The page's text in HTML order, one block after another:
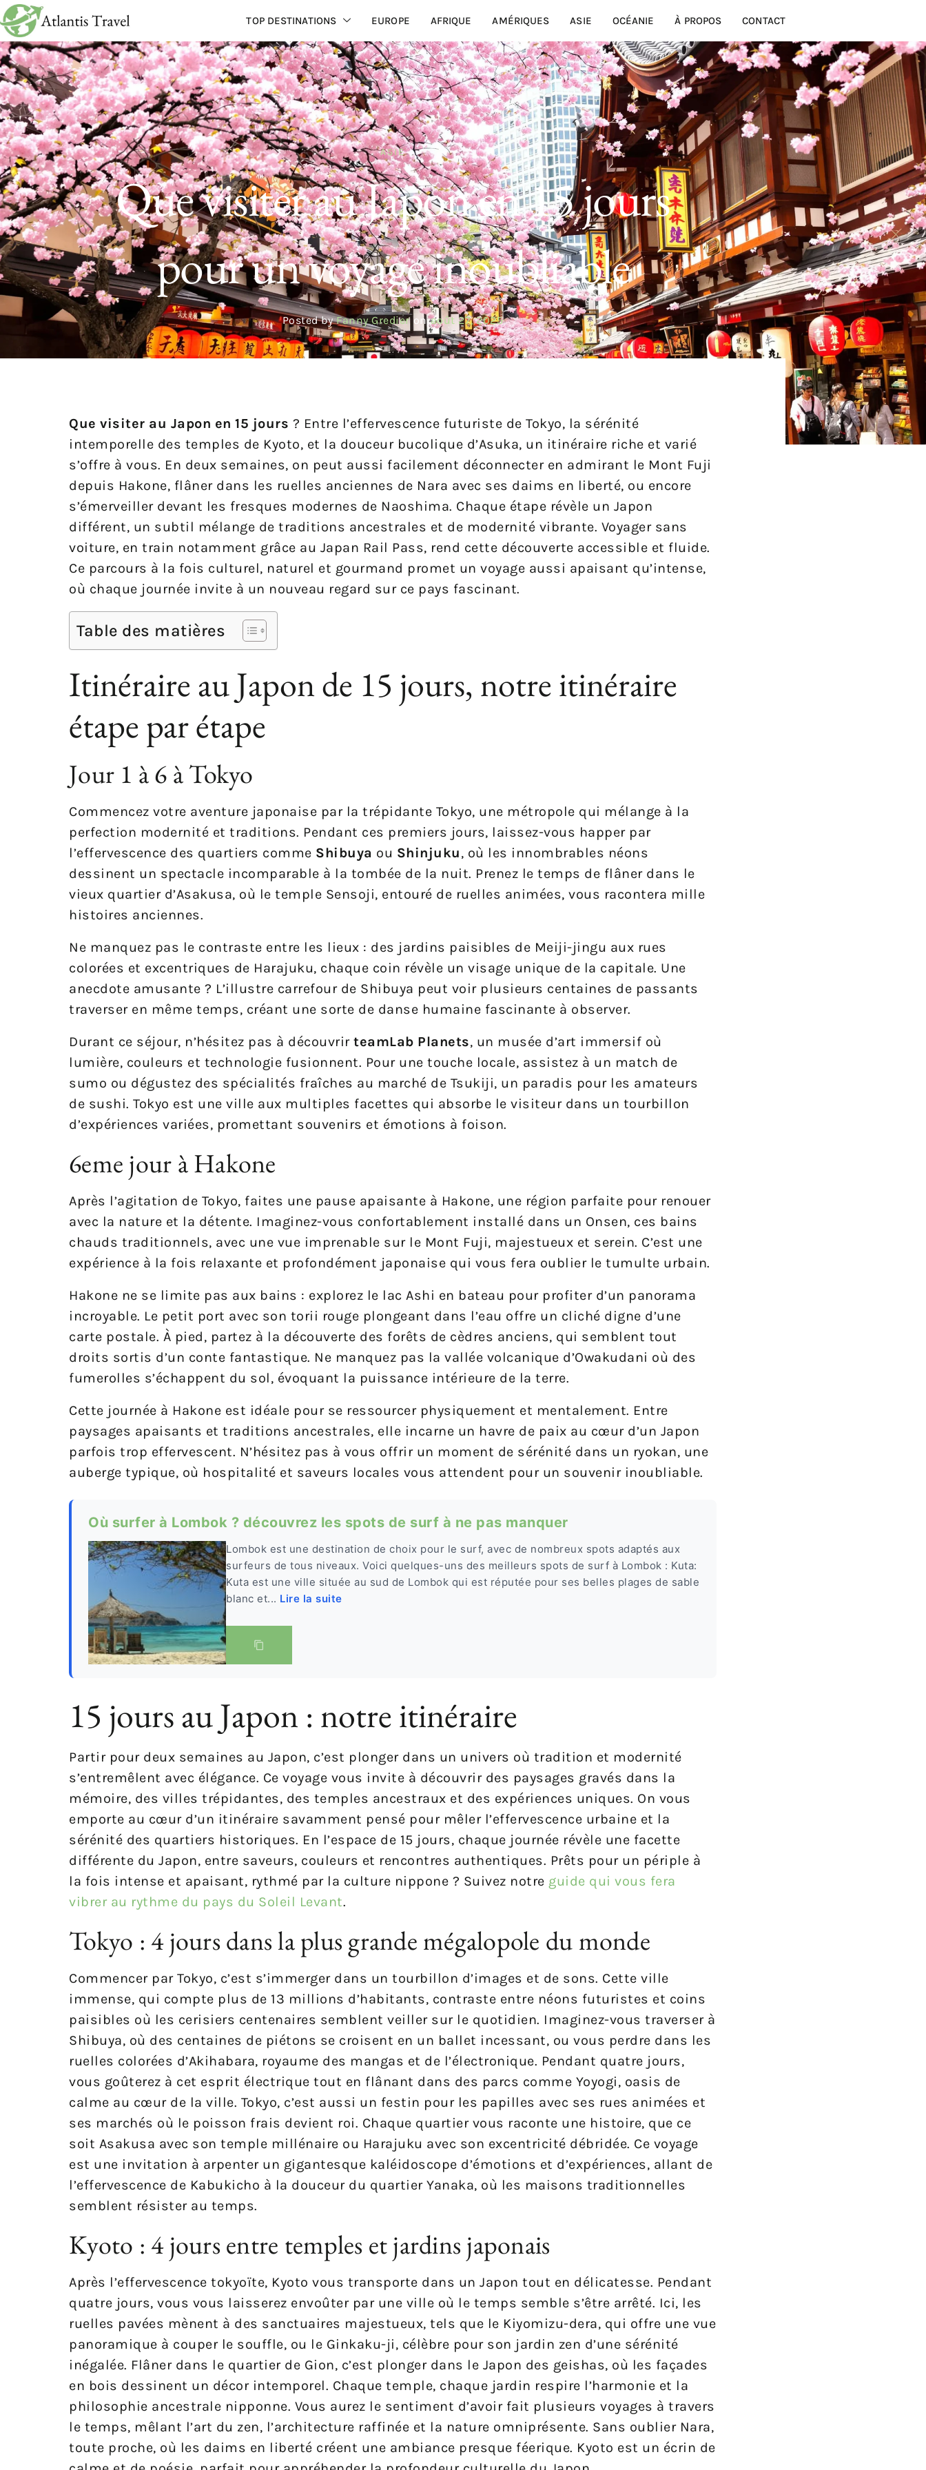
TOP DESTINATIONS EUROPE AFRIQUE AMÉRIQUES ASIE OCÉANIE À PROPOS CONTACT
ASIE
Que visiter au Japon en 15 jours
pour un voyage inoubliable
Posted by Fanny Gredier on août 27, 2025
Que visiter au Japon en 15 jours ? Entre l’effervescence futuriste de Tokyo, la sérénité
intemporelle des temples de Kyoto, et la douceur bucolique d’Asuka, un itinéraire riche et varié
s’offre à vous. En deux semaines, on peut aussi facilement déconnecter en admirant le Mont Fuji
depuis Hakone, flâner dans les ruelles anciennes de Nara avec ses daims en liberté, ou encore
s’émerveiller devant les fresques modernes de Naoshima. Chaque étape révèle un Japon
différent, un subtil mélange de traditions ancestrales et de modernité vibrante. Voyager sans
voiture, en train notamment grâce au Japan Rail Pass, rend cette découverte accessible et fluide.
Ce parcours à la fois culturel, naturel et gourmand promet un voyage aussi apaisant qu’intense,
où chaque journée invite à un nouveau regard sur ce pays fascinant.
Table des matières
Itinéraire au Japon de 15 jours, notre itinéraire
étape par étape
Jour 1 à 6 à Tokyo
Commencez votre aventure japonaise par la trépidante Tokyo, une métropole qui mélange à la
perfection modernité et traditions. Pendant ces premiers jours, laissez-vous happer par
l’effervescence des quartiers comme Shibuya ou Shinjuku, où les innombrables néons
dessinent un spectacle incomparable à la tombée de la nuit. Prenez le temps de flâner dans le
vieux quartier d’Asakusa, où le temple Sensoji, entouré de ruelles animées, vous racontera mille
histoires anciennes.
Ne manquez pas le contraste entre les lieux : des jardins paisibles de Meiji-jingu aux rues
colorées et excentriques de Harajuku, chaque coin révèle un visage unique de la capitale. Une
anecdote amusante ? L’illustre carrefour de Shibuya peut voir plusieurs centaines de passants
traverser en même temps, créant une sorte de danse humaine fascinante à observer.
Durant ce séjour, n’hésitez pas à découvrir teamLab Planets, un musée d’art immersif où
lumière, couleurs et technologie fusionnent. Pour une touche locale, assistez à un match de
sumo ou dégustez des spécialités fraîches au marché de Tsukiji, un paradis pour les amateurs
de sushi. Tokyo est une ville aux multiples facettes qui absorbe le visiteur dans un tourbillon
d’expériences variées, promettant souvenirs et émotions à foison.
6eme jour à Hakone
Après l’agitation de Tokyo, faites une pause apaisante à Hakone, une région parfaite pour renouer
avec la nature et la détente. Imaginez-vous confortablement installé dans un Onsen, ces bains
chauds traditionnels, avec une vue imprenable sur le Mont Fuji, majestueux et serein. C’est une
expérience à la fois relaxante et profondément japonaise qui vous fera oublier le tumulte urbain.
Hakone ne se limite pas aux bains : explorez le lac Ashi en bateau pour profiter d’un panorama
incroyable. Le petit port avec son torii rouge plongeant dans l’eau offre un cliché digne d’une
carte postale. À pied, partez à la découverte des forêts de cèdres anciens, qui semblent tout
droits sortis d’un conte fantastique. Ne manquez pas la vallée volcanique d’Owakudani où des
fumerolles s’échappent du sol, évoquant la puissance intérieure de la terre.
Cette journée à Hakone est idéale pour se ressourcer physiquement et mentalement. Entre
paysages apaisants et traditions ancestrales, elle incarne un havre de paix au cœur d’un Japon
parfois trop effervescent. N’hésitez pas à vous offrir un moment de sérénité dans un ryokan, une
auberge typique, où hospitalité et saveurs locales vous attendent pour un souvenir inoubliable.
Où surfer à Lombok ? découvrez les spots de surf à ne pas manquer
Lombok est une destination de choix pour le surf, avec de nombreux spots adaptés aux
surfeurs de tous niveaux. Voici quelques-uns des meilleurs spots de surf à Lombok : Kuta:
Kuta est une ville située au sud de Lombok qui est réputée pour ses belles plages de sable
blanc et... Lire la suite
15 jours au Japon : notre itinéraire
Partir pour deux semaines au Japon, c’est plonger dans un univers où tradition et modernité
s’entremêlent avec élégance. Ce voyage vous invite à découvrir des paysages gravés dans la
mémoire, des villes trépidantes, des temples ancestraux et des expériences uniques. On vous
emporte au cœur d’un itinéraire savamment pensé pour mêler l’effervescence urbaine et la
sérénité des quartiers historiques. En l’espace de 15 jours, chaque journée révèle une facette
différente du Japon, entre saveurs, couleurs et rencontres authentiques. Prêts pour un périple à
la fois intense et apaisant, rythmé par la culture nippone ? Suivez notre guide qui vous fera
vibrer au rythme du pays du Soleil Levant.
Tokyo : 4 jours dans la plus grande mégalopole du monde
Commencer par Tokyo, c’est s’immerger dans un tourbillon d’images et de sons. Cette ville
immense, qui compte plus de 13 millions d’habitants, contraste entre néons futuristes et coins
paisibles où les cerisiers centenaires semblent veiller sur le quotidien. Imaginez-vous traverser à
Shibuya, où des centaines de piétons se croisent en un ballet incessant, ou vous perdre dans les
ruelles colorées d’Akihabara, royaume des mangas et de l’électronique. Pendant quatre jours,
vous goûterez à cet esprit électrique tout en flânant dans des parcs comme Yoyogi, oasis de
calme au cœur de la ville. Tokyo, c’est aussi un festin pour les papilles avec ses rues animées et
ses marchés où le poisson frais devient roi. Chaque quartier vous raconte une histoire, que ce
soit Asakusa avec son temple millénaire ou Harajuku avec son excentricité débridée. Ce voyage
est une invitation à arpenter un gigantesque kaléidoscope d’émotions et d’expériences, allant de
l’effervescence de Kabukicho à la douceur du quartier Yanaka, où les maisons traditionnelles
semblent résister au temps.
Kyoto : 4 jours entre temples et jardins japonais
Après l’effervescence tokyoïte, Kyoto vous transporte dans un Japon tout en délicatesse. Pendant
quatre jours, vous vous laisserez envoûter par une ville où le temps semble s’être arrêté. Ici, les
ruelles pavées mènent à des sanctuaires majestueux, tels que le Kiyomizu-dera, qui offre une vue
panoramique à couper le souffle, ou le Ginkaku-ji, célèbre pour son jardin zen d’une sérénité
inégalée. Flâner dans le quartier de Gion, c’est plonger dans le Japon des geishas, où les façades
en bois dessinent un décor intemporel. Chaque temple, chaque jardin respire l’harmonie et la
philosophie ancestrale nipponne. Vous aurez le sentiment d’avoir fait plusieurs voyages à travers
le temps, mêlant l’art du zen, l’architecture raffinée et la nature omniprésente. Sans oublier Nara,
toute proche, où les daims en liberté créent une ambiance presque féerique. Kyoto est un écrin de